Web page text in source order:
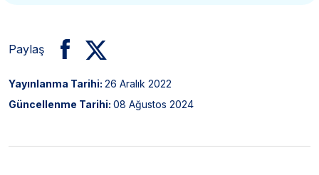
Paylaş
Yayınlanma Tarihi: 26 Aralık 2022
Güncellenme Tarihi: 08 Ağustos 2024